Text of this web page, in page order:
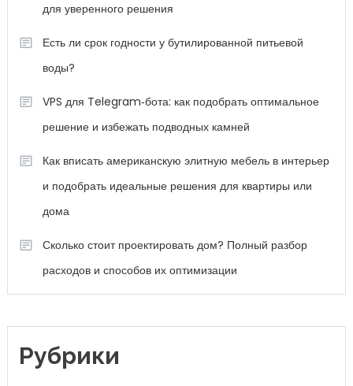
для уверенного решения
Есть ли срок годности у бутилированной питьевой
воды?
VPS для Telegram‑бота: как подобрать оптимальное
решение и избежать подводных камней
Как вписать американскую элитную мебель в интерьер
и подобрать идеальные решения для квартиры или
дома
Сколько стоит проектировать дом? Полный разбор
расходов и способов их оптимизации
Рубрики